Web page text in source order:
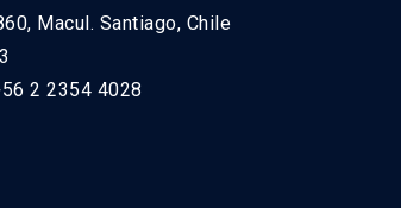
Macul. Santiago, Chile
2 2354 4028